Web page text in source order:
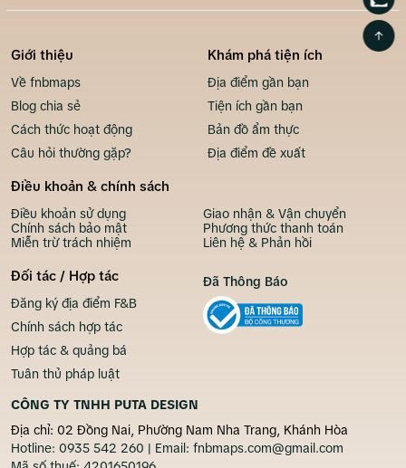
Giới thiệu
Về fnbmaps
Blog chia sẻ
Cách thức hoạt động
Câu hỏi thường gặp?
Khám phá tiện ích
Địa điểm gần bạn
Tiện ích gần bạn
Bản đồ ẩm thực
Địa điểm đề xuất
Điều khoản & chính sách
Điều khoản sử dụng
Chính sách bảo mật
Miễn trừ trách nhiệm
Giao nhận & Vận chuyển
Phương thức thanh toán
Liên hệ & Phản hồi
Đối tác / Hợp tác
Đăng ký địa điểm F&B
Chính sách hợp tác
Hợp tác & quảng bá
Tuân thủ pháp luật
CÔNG TY TNHH PUTA DESIGN
Địa chỉ: 02 Đồng Nai, Phường Nam Nha Trang, Khánh Hòa
Hotline: 0935 542 260 | Email: fnbmaps.com@gmail.com
Đã Thông Báo